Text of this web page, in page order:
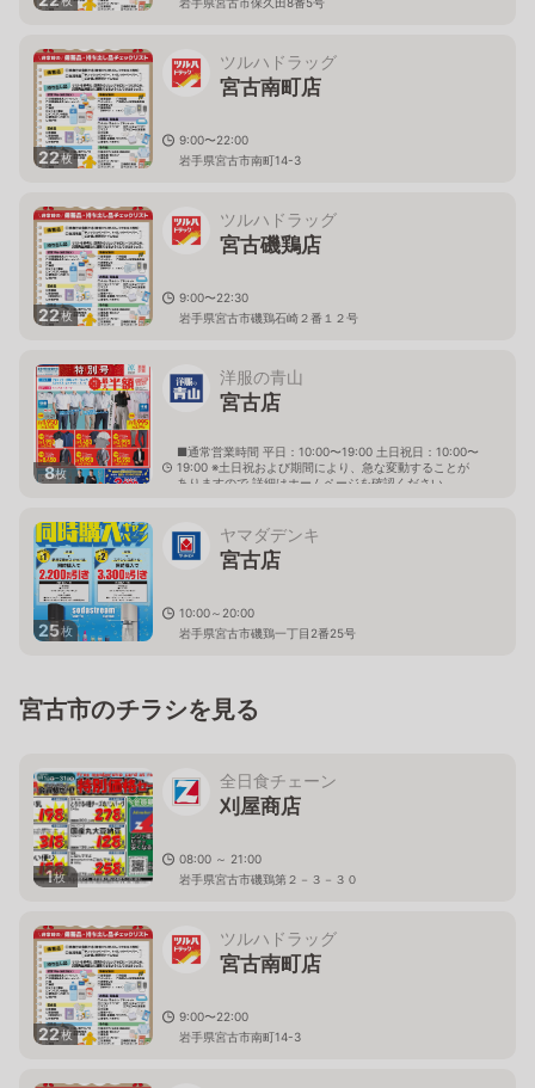
22枚
ツルハドラッグ
宮古南町店
9:00〜22:00
岩手県宮古市南町14-3
22枚
ツルハドラッグ
宮古磯鶏店
9:00〜22:30
岩手県宮古市磯鶏石崎２番１２号
8枚
洋服の青山
宮古店
■通常営業時間 平日：10:00〜19:00 土日祝日：10:00〜
19:00 ※土日祝および期間により、急な変動することが
ありますので 詳細はホームページを確認ください
25枚
ヤマダデンキ
宮古店
10:00～20:00
岩手県宮古市磯鶏一丁目2番25号
宮古市のチラシを見る
1枚
全日食チェーン
刈屋商店
08:00 ～ 21:00
岩手県宮古市磯鶏第２－３－３０
22枚
ツルハドラッグ
宮古南町店
9:00〜22:00
岩手県宮古市南町14-3